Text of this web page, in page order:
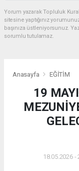
Yorum yazarak Topluluk
sitesine yaptığınız
başınıza üstleniyorsunuz.
sorumlu tutulamaz.
Anasayfa EĞİTİM
19
18.05.2026 -